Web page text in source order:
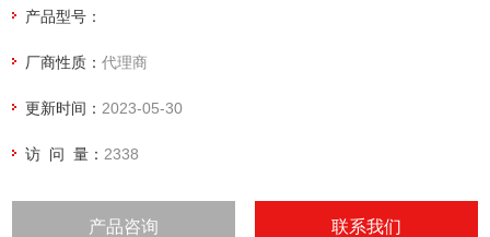
操作提供了完MEI的方案。
产品型号：
厂商性质：代理商
更新时间： 2023-05-30
访 问 量： 2338
产品咨询 联系我们